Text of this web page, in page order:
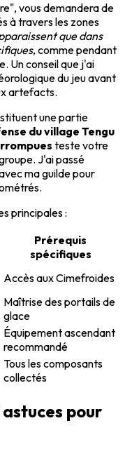
vous demandera de
à travers les zones
que dans
, comme pendant
Un conseil que j'ai
du jeu avant
artefacts.
une partie
du village Tengu
teste votre
J'ai passé
ma guilde pour
principales :
Prérequis
spécifiques
Accès aux Cimefroides
Maîtrise des portails de
glace
Équipement ascendant
recommandé
Tous les composants
collectés
pour